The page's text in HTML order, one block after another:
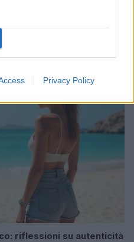
Privacy Policy
riflessioni su autenticità